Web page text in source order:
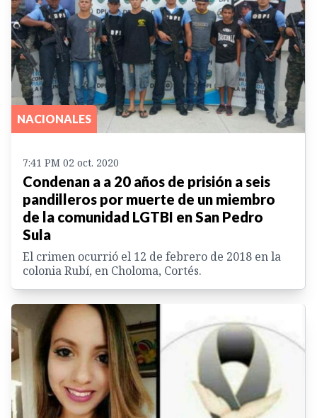
NACIONALES
7:41 PM 02 oct. 2020
Condenan a a 20 años de prisión a seis
pandilleros por muerte de un miembro
de la comunidad LGTBI en San Pedro
Sula
El crimen ocurrió el 12 de febrero de 2018 en la
colonia Rubí, en Choloma, Cortés.